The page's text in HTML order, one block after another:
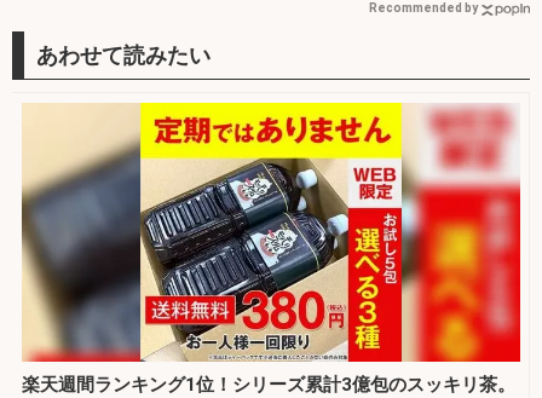
Recommended by
楽天週間ランキング1位！シリーズ累計3億包のスッキリ茶。